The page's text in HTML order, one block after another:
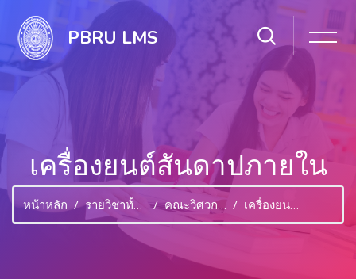
PBRU LMS
เครื่องยนต์สันดาปภายใน
หน้าหลัก รายวิชาทั้งหมด คณะวิศวกรรมศาสตร์และเทคโนโลยีอุตสาหกรรม เครื่องยนต์สันดาปภายใน